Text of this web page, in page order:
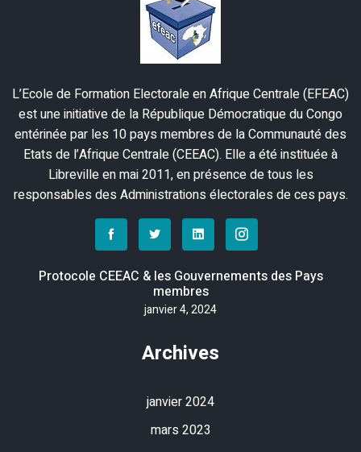
L’Ecole de Formation Electorale en Afrique Centrale (EFEAC)
est une initiative de la République Démocratique du Congo
entérinée par les 10 pays membres de la Communauté des
Etats de l’Afrique Centrale (CEEAC). Elle a été instituée à
Libreville en mai 2011, en présence de tous les
responsables des Administrations électorales de ces pays.
Protocole CEEAC & les Gouvernements des Pays
membres
janvier 4, 2024
Archives
janvier 2024
mars 2023